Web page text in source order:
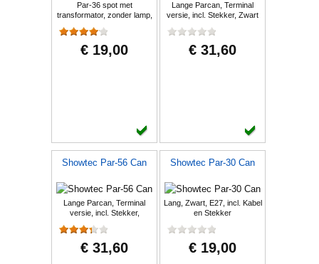
Par-36 spot met
transformator, zonder lamp,
€ 19,00
Lange Parcan, Terminal
versie, incl. Stekker, Zwart
€ 31,60
Showtec Par-56 Can
Lange Parcan, Terminal
versie, incl. Stekker,
€ 31,60
Showtec Par-30 Can
Lang, Zwart, E27, incl. Kabel
en Stekker
€ 19,00